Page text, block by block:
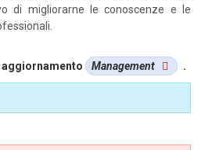
di migliorarne le conoscenze e le
Management .